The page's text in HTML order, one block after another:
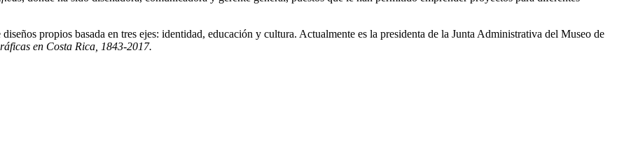
propios basada en tres ejes: identidad, educación y cultura. Actualmente es la presidenta de la Junta Administrativa del Museo de
en Costa Rica, 1843-2017.